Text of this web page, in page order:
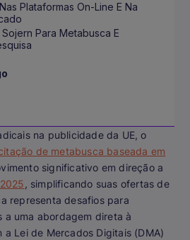
na publicidade da UE, o
de metabusca baseada em
significativo em direção a
2025 , simplificando suas ofertas de
representa desafios para
a uma abordagem direta à
a Lei de Mercados Digitais (DMA)
Plataformas On-Line E Na
Para Metabusca E